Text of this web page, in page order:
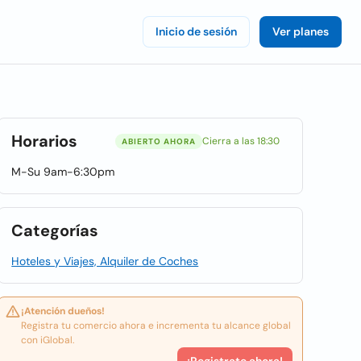
Inicio de sesión Ver planes
Horarios ABIERTO AHORA Cierra a las 18:30
M-Su 9am-6:30pm
Categorías
Hoteles y Viajes, Alquiler de Coches
¡Atención dueños!
Registra tu comercio ahora e incrementa tu alcance global
con iGlobal.